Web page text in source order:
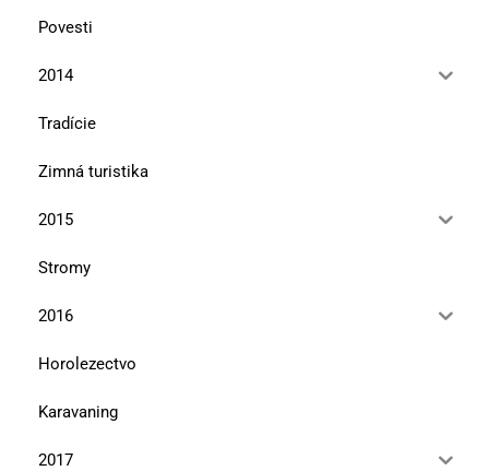
Povesti
2014
Tradície
Zimná turistika
2015
Stromy
2016
Horolezectvo
Karavaning
2017